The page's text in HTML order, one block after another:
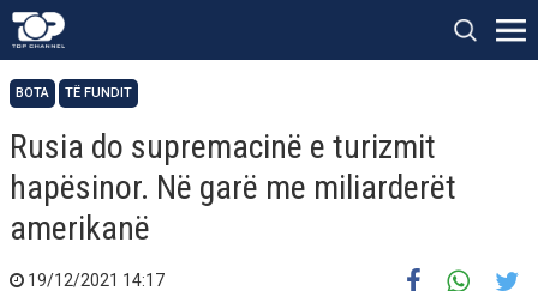
BOTA TË FUNDIT
Rusia do supremacinë e turizmit
hapësinor. Në garë me miliarderët
amerikanë
19/12/2021 14:17